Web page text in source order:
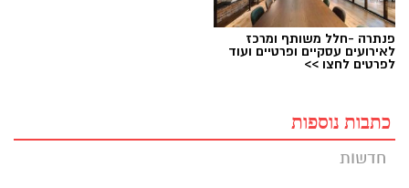
פנתרה -חלל משותף ומרכז
לאירועים עסקיים ופרטיים ועוד
לפרטים לחצו >>
כתבות נוספות
חדשות